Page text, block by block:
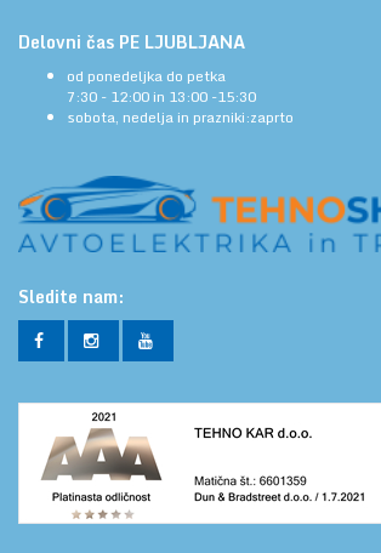
Delovni čas PE LJUBLJANA
od ponedeljka do petka
7:30 - 12:00 in 13:00 -15:30
sobota, nedelja in prazniki:zaprto
Sledite nam: